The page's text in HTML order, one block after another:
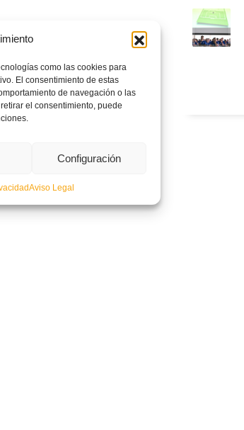
como las cookies para
El consentimiento de estas
de navegación o las
el consentimiento, puede
Configuración
Aviso Legal